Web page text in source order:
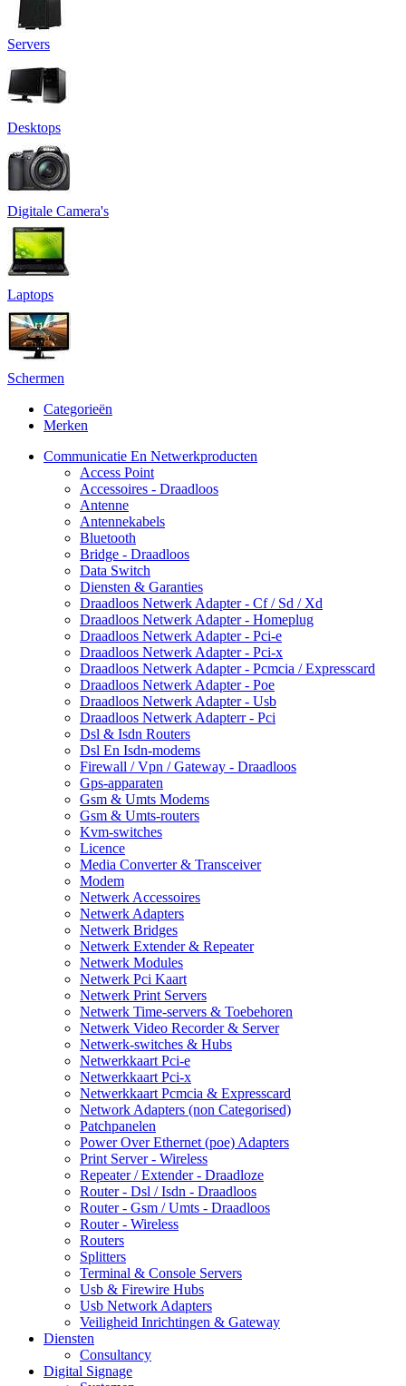
Servers
Desktops
Digitale Camera's
Laptops
Schermen
Categorieën
Merken
Communicatie En Netwerkproducten
Access Point
Accessoires - Draadloos
Antenne
Antennekabels
Bluetooth
Bridge - Draadloos
Data Switch
Diensten & Garanties
Draadloos Netwerk Adapter - Cf / Sd / Xd
Draadloos Netwerk Adapter - Homeplug
Draadloos Netwerk Adapter - Pci-e
Draadloos Netwerk Adapter - Pci-x
Draadloos Netwerk Adapter - Pcmcia / Expresscard
Draadloos Netwerk Adapter - Poe
Draadloos Netwerk Adapter - Usb
Draadloos Netwerk Adapterr - Pci
Dsl & Isdn Routers
Dsl En Isdn-modems
Firewall / Vpn / Gateway - Draadloos
Gps-apparaten
Gsm & Umts Modems
Gsm & Umts-routers
Kvm-switches
Licence
Media Converter & Transceiver
Modem
Netwerk Accessoires
Netwerk Adapters
Netwerk Bridges
Netwerk Extender & Repeater
Netwerk Modules
Netwerk Pci Kaart
Netwerk Print Servers
Netwerk Time-servers & Toebehoren
Netwerk Video Recorder & Server
Netwerk-switches & Hubs
Netwerkkaart Pci-e
Netwerkkaart Pci-x
Netwerkkaart Pcmcia & Expresscard
Network Adapters (non Categorised)
Patchpanelen
Power Over Ethernet (poe) Adapters
Print Server - Wireless
Repeater / Extender - Draadloze
Router - Dsl / Isdn - Draadloos
Router - Gsm / Umts - Draadloos
Router - Wireless
Routers
Splitters
Terminal & Console Servers
Usb & Firewire Hubs
Usb Network Adapters
Veiligheid Inrichtingen & Gateway
Diensten
Consultancy
Digital Signage